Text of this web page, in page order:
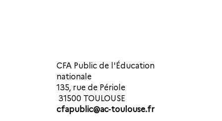
CFA Public de l'Éducation
nationale
135, rue de Périole
31500 TOULOUSE
cfapublic@ac-toulouse.fr